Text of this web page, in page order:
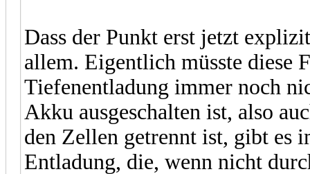
Dass der Punkt erst jetzt
allem. Eigentlich müsste diese
Tiefenentladung immer noch
Akku ausgeschalten ist, also
den Zellen getrennt ist, gibt es
Entladung, die, wenn nicht